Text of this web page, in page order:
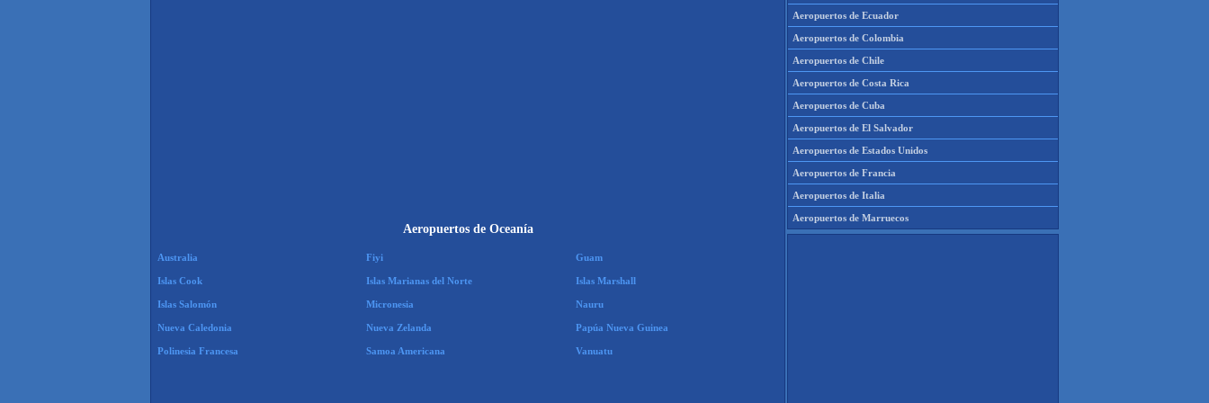
Aeropuertos de Oceanía
Australia Fiyi Guam
Islas Cook Islas Marianas del Norte Islas Marshall
Islas Salomón Micronesia Nauru
Nueva Caledonia Nueva Zelanda Papúa Nueva Guinea
Polinesia Francesa Samoa Americana Vanuatu
Aeropuertos de Ecuador
Aeropuertos de Colombia
Aeropuertos de Chile
Aeropuertos de Costa Rica
Aeropuertos de Cuba
Aeropuertos de El Salvador
Aeropuertos de Estados Unidos
Aeropuertos de Francia
Aeropuertos de Italia
Aeropuertos de Marruecos